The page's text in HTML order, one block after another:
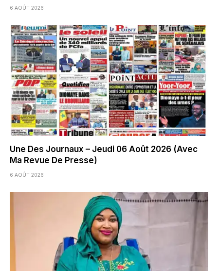
6 AOÛT 2026
Une Des Journaux – Jeudi 06 Août 2026 (Avec
Ma Revue De Presse)
6 AOÛT 2026